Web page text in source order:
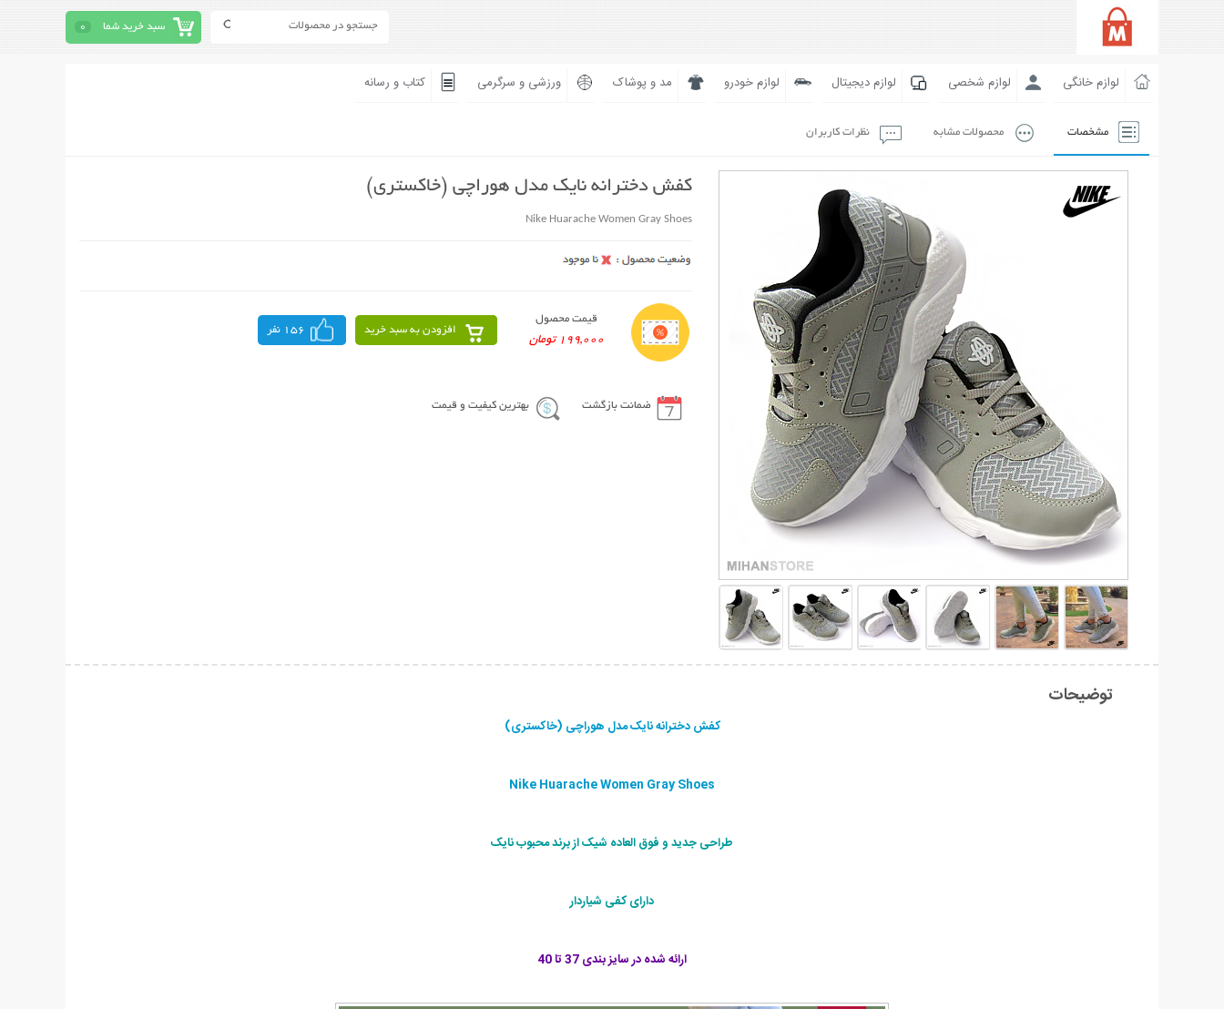
سبد خرید شما 0
لوازم خانگی لوازم شخصی لوازم دیجیتال لوازم خودرو مد و پوشاک ورزشی و سرگرمی کتاب و رسانه
مشخصات محصولات مشابه نظرات کاربران
کفش دخترانه نایک مدل هوراچی (خاکستری)
Nike Huarache Women Gray Shoes
قیمت محصول
199,000 تومان
افزودن به سبد خرید 156 نفر
ضمانت بازگشت بهترین کیفیت و قیمت
توضیحات
کفش دخترانه نایک مدل هوراچی (خاکستری)
Nike Huarache Women Gray Shoes
طراحی جديد و فوق العاده شيک از برند محبوب نایک
دارای کفی شياردار
ارائه شده در سايز بندی 37 تا 40